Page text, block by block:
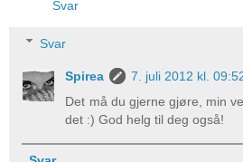
Svar
Svar
Spirea
7. juli 2012 kl.
Det må du gjerne gjøre, min
det :) God helg til deg også!